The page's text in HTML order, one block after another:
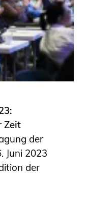
Zeit
der
Juni 2023
der